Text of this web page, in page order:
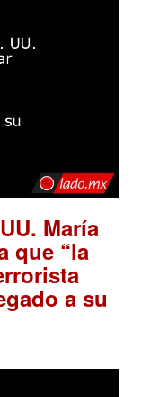
María
que “la
a su